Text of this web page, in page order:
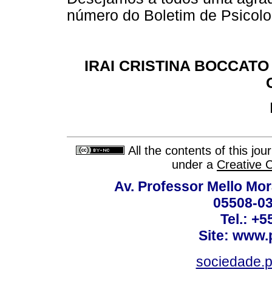
número do Boletim de
IRAI CRISTINA
All the contents of this
under a Creative
Av. Professor Mello
05508-
Tel.:
Site: